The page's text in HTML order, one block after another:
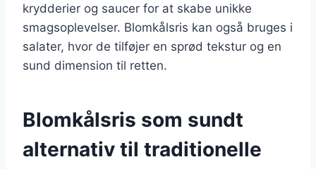
krydderier og saucer for at skabe unikke
smagsoplevelser. Blomkålsris kan også bruges i
salater, hvor de tilføjer en sprød tekstur og en
sund dimension til retten.
Blomkålsris som sundt
alternativ til traditionelle